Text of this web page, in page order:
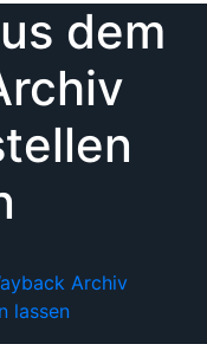
dem
Archiv
lassen